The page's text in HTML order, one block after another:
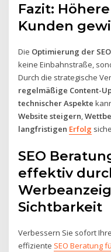
Fazit:
Kunden
Die Optimierung der SEO
keine Einbahnstraße,
Durch die strategische
regelmäßige Content-
technischer Aspekte
Website steigern,
langfristigen Erfolg
SEO
effektiv
Sichtbarkeit
Verbessern Sie sofort Ihre
effiziente SEO Beratung